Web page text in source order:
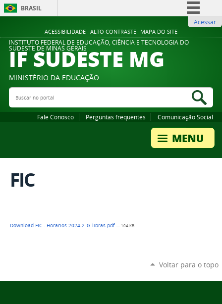
ACESSIBILIDADE ALTO CONTRASTE MAPA DO SITE
BRASIL
Comunica BR
Participe
Legislação
Acessar
INSTITUTO FEDERAL DE EDUCAÇÃO, CIÊNCIA E TECNOLOGIA DO
SUDESTE DE MINAS GERAIS
IF SUDESTE MG
MINISTÉRIO DA EDUCAÇÃO
Buscar no portal
Fale Conosco Perguntas frequentes Comunicação Social
FIC
Download FIC - Horarios 2024-2_G_libras.pdf— 104 KB
Voltar para o topo